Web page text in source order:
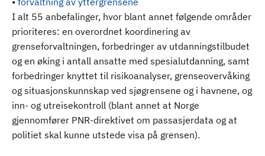
I alt 55 anbefalinger, hvor blant annet følgende områder
prioriteres: en overordnet koordinering av
grenseforvaltningen, forbedringer av utdanningstilbudet
og en øking i antall ansatte med spesialutdanning, samt
forbedringer knyttet til risikoanalyser, grenseovervåking
og situasjonskunnskap ved sjøgrensene og i havnene, og
inn- og utreisekontroll (blant annet at Norge
gjennomfører PNR-direktivet om passasjerdata og at
politiet skal kunne utstede visa på grensen).